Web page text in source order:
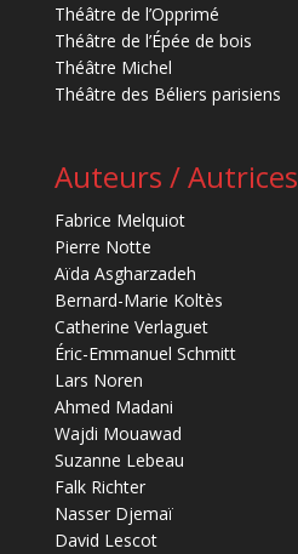
Théâtre de l’Opprimé
Théâtre de l’Épée de bois
Théâtre Michel
Théâtre des Béliers parisiens
Auteurs / Autrices
Fabrice Melquiot
Pierre Notte
Aïda Asgharzadeh
Bernard-Marie Koltès
Catherine Verlaguet
Éric-Emmanuel Schmitt
Lars Noren
Ahmed Madani
Wajdi Mouawad
Suzanne Lebeau
Falk Richter
Nasser Djemaï
David Lescot